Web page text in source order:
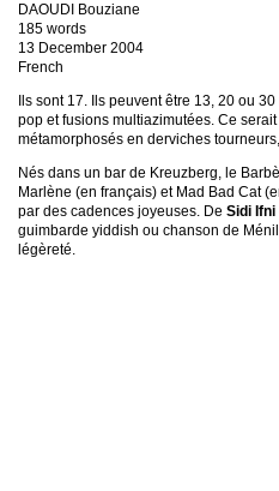
DAOUDI Bouziane
185 words
13 December 2004
French
Ils sont 17. Ils peuvent être 13, 20 ou
pop et fusions multiazimutées. Ce
métamorphosés en derviches
Nés dans un bar de Kreuzberg, le
Marlène (en français) et Mad Bad Cat
par des cadences joyeuses. De Sidi Ifni
guimbarde yiddish ou chanson de
légèreté.